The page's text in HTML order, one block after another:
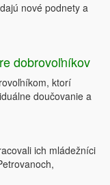
nové podnety a
dobrovoľníkov
ktorí
doučovanie a
ich mládežníci